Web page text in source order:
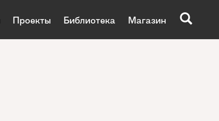
Проекты Библиотека Магазин